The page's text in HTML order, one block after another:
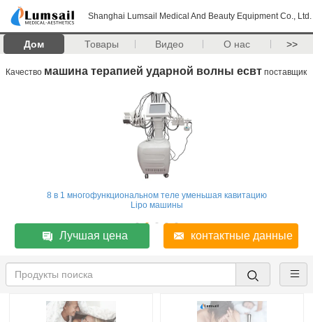
Shanghai Lumsail Medical And Beauty Equipment Co., Ltd.
Дом Товары Видео О нас >>
Качество машина терапией ударной волны есвт поставщик
8 в 1 многофункциональном теле уменьшая кавитацию
Lipo машины
Лучшая цена контактные данные